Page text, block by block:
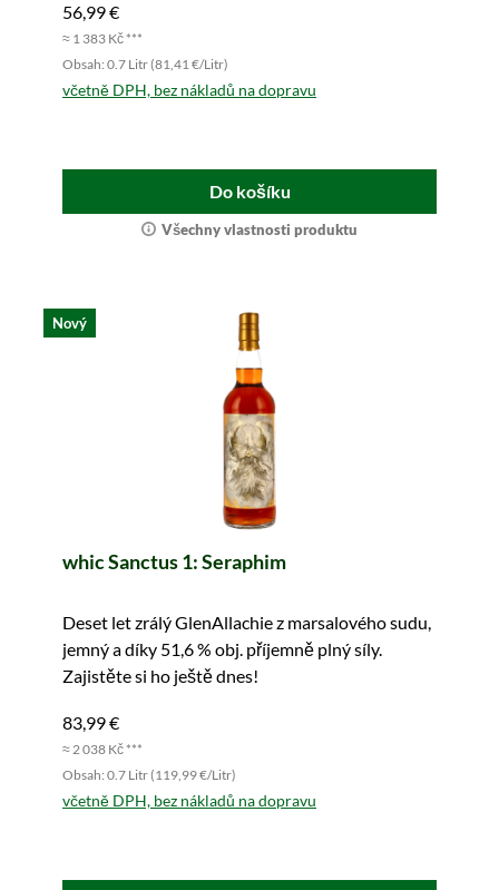
56,99 €
≈ 1 383 Kč ***
Obsah: 0.7 Litr (81,41 €/Litr)
včetně DPH, bez nákladů na dopravu
Do košíku
Všechny vlastnosti produktu
Nový
whic Sanctus 1: Seraphim
Deset let zrálý GlenAllachie z marsalového sudu,
jemný a díky 51,6 % obj. příjemně plný síly.
Zajistěte si ho ještě dnes!
83,99 €
≈ 2 038 Kč ***
Obsah: 0.7 Litr (119,99 €/Litr)
včetně DPH, bez nákladů na dopravu